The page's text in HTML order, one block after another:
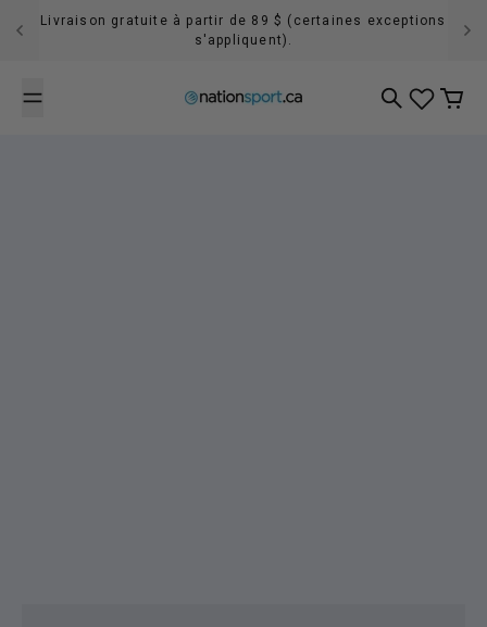
Passer au contenu
Livraison gratuite à partir de 89 $ (certaines exceptions
s'appliquent).
RecherchePanier